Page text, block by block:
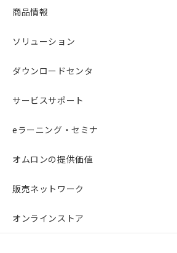
商品情報
ソリューション
ダウンロードセンタ
サービスサポート
eラーニング・セミナ
オムロンの提供価値
販売ネットワーク
オンラインストア